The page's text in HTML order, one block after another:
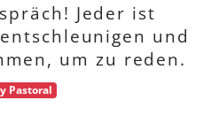
Jeder ist
und
um zu reden.
Pastoral